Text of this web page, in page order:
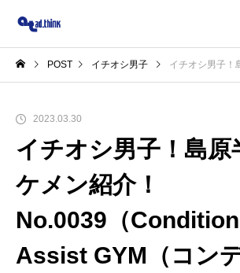
POST イチオシ男子 イチオシ男子！島原半島のイケメン紹介！No.0039（
2023.03.30
イチオシ男子！島原
ケメン紹介！
No.0039（
Assist GYM（コン